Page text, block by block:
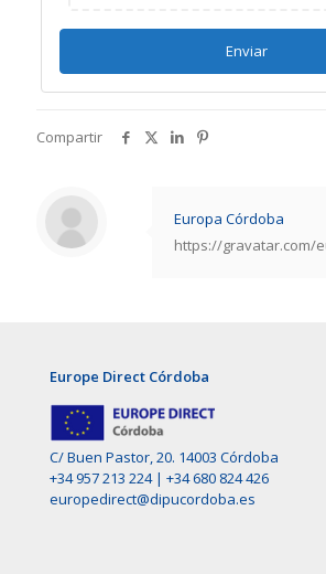
Enviar
Compartir
Europa Córdoba
https://gravatar.com/
Europe Direct Córdoba
C/ Buen Pastor, 20. 14003 Córdoba
+34 957 213 224| +34 680 824 426
europedirect@dipucordoba.es